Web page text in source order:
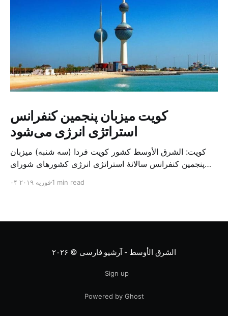
کویت میزبان پنجمین کنفرانس
استراتژی انرژی می‌شود
کویت: الشرق الأوسط کشور کویت فردا (سه شنبه) میزبان
پنجمین کنفرانس سالانهٔ استراتژی انرژی کشورهای شورای
متخصص از شرکت‌های جهانی نفت و گاز در این کنفرانس
۰۴ فوریه ۲۰۱۹1 min read
الشرق الأوسط - آرشیو فارسی © ۲۰۲۶
Sign up
Powered by Ghost